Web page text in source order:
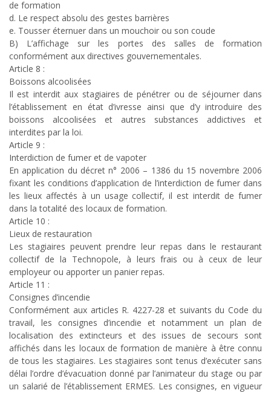
de formation
d. Le respect absolu des gestes barrières
e. Tousser éternuer dans un mouchoir ou son coude
B) L’affichage sur les portes des salles de formation
conformément aux directives gouvernementales.
Article 8 :
Boissons alcoolisées
Il est interdit aux stagiaires de pénétrer ou de séjourner dans
l’établissement en état d’ivresse ainsi que d’y introduire des
boissons alcoolisées et autres substances addictives et
interdites par la loi.
Article 9 :
Interdiction de fumer et de vapoter
En application du décret n° 2006 – 1386 du 15 novembre 2006
fixant les conditions d’application de l’interdiction de fumer dans
les lieux affectés à un usage collectif, il est interdit de fumer
dans la totalité des locaux de formation.
Article 10 :
Lieux de restauration
Les stagiaires peuvent prendre leur repas dans le restaurant
collectif de la Technopole, à leurs frais ou à ceux de leur
employeur ou apporter un panier repas.
Article 11 :
Consignes d’incendie
Conformément aux articles R. 4227-28 et suivants du Code du
travail, les consignes d’incendie et notamment un plan de
localisation des extincteurs et des issues de secours sont
affichés dans les locaux de formation de manière à être connu
de tous les stagiaires. Les stagiaires sont tenus d’exécuter sans
délai l’ordre d’évacuation donné par l’animateur du stage ou par
un salarié de l’établissement ERMES. Les consignes, en vigueur